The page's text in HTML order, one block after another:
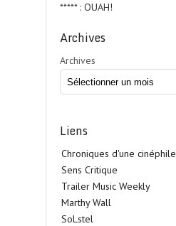
***** : OUAH!
Archives
Archives
Liens
Chroniques d'une cinéphile
Sens Critique
Trailer Music Weekly
Marthy Wall
SoLstel